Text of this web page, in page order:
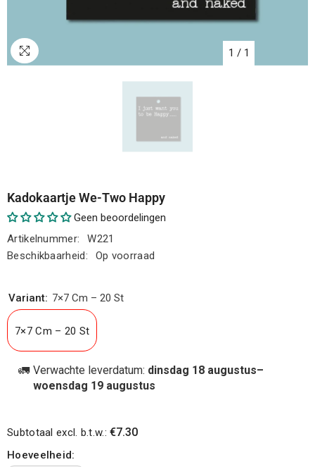
1 / 1
Kadokaartje We-Two Happy
Geen beoordelingen
Artikelnummer:
W221
Beschikbaarheid:
Op voorraad
Variant: 7×7 Cm – 20 St
7×7 Cm – 20 St
🚛 Verwachte leverdatum: dinsdag 18 augustus–
woensdag 19 augustus
Subtotaal excl. b.t.w.:€7.30
Hoeveelheid: